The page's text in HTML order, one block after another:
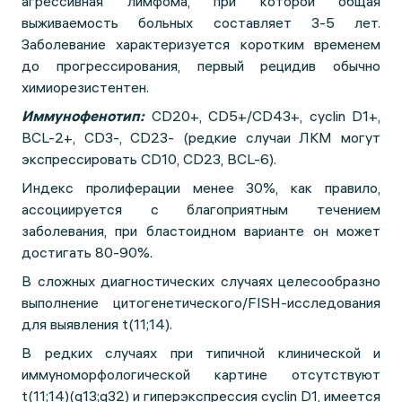
выживаемость больных составляет 3-5 лет.
Заболевание характеризуется коротким временем
до прогрессирования, первый рецидив обычно
химиорезистентен.
Иммунофенотип:CD20+, CD5+/CD43+, сyclin D1+,
BCL-2+, CD3-, CD23- (редкие случаи ЛКМ могут
экспрессировать CD10, CD23, BCL-6).
Индекс пролиферации менее 30%, как правило,
ассоциируется с благоприятным течением
заболевания, при бластоидном варианте он может
достигать 80-90%.
В сложных диагностических случаях целесообразно
выполнение цитогенетического/FISH-исследования
для выявления t(11;14).
В редких случаях при типичной клинической и
иммуноморфологической картине отсутствуют
t(11;14)(q13;q32) и гиперэкспрессия сyclin D1, имеется